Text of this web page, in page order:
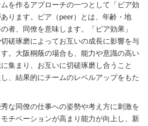
を作るアプローチの一つとして「ピア効
ります。ピア（peer）とは、年齢・地
者、同僚を意味します。「ピア効果」
磋琢磨によってお互いの成長に影響を与
。大阪桐蔭の場合も、能力や意識の高い
集まり、お互いに切磋琢磨し合うこと
、結果的にチームのレベルアップをもた
な同僚の仕事への姿勢や考え方に刺激を
チベーションが高まり能力が向上し、新